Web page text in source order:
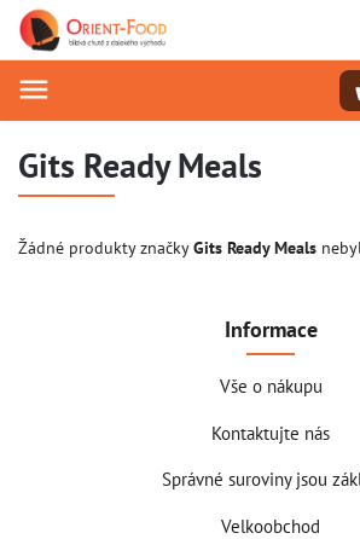
Gits Ready Meals
Žádné produkty značkyGits Ready Meals
Informace
Vše o nákupu
Kontaktujte nás
Správné suroviny jsou
Velkoobchod